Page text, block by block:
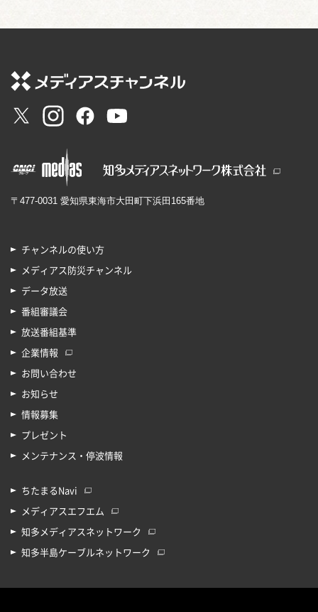
〒477-0031 愛知県東海市大田町下浜田165番地
チャンネルの使い方
メディアス防災チャンネル
データ放送
番組審議会
放送番組基準
企業情報
お問い合わせ
お知らせ
情報募集
プレゼント
メンテナンス・停波情報
ちたまるNavi
メディアスエフエム
知多メディアスネットワーク
知多半島ケーブルネットワーク